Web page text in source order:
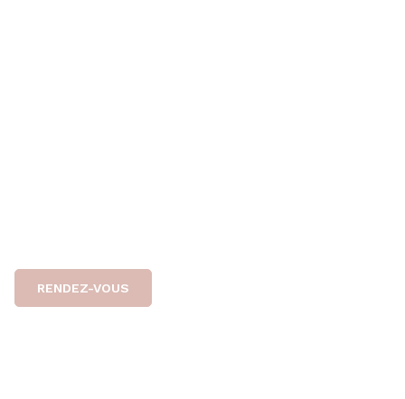
RENDEZ-VOUS